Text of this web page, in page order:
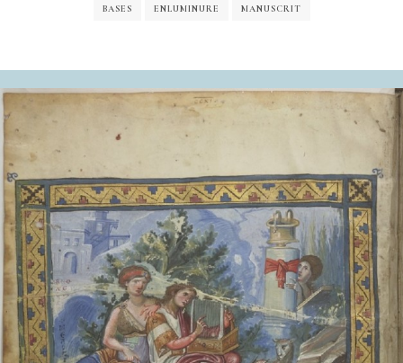
BASES ENLUMINURE MANUSCRIT